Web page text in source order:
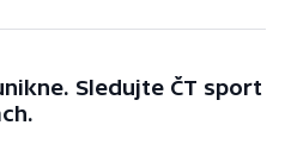
Sledujte ČT sport